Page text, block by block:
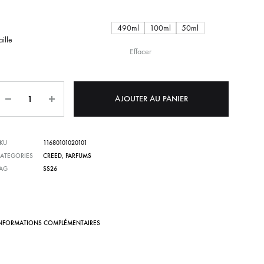
prix :
à
785,00€
490ml 100ml 50ml
Effacer
AJOUTER AU PANIER
11680101020101
CREED,PARFUMS
SS26
COMPLÉMENTAIRES